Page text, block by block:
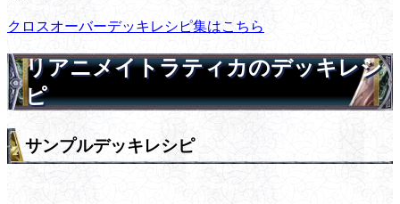
クロスオーバーデッキレシピ集はこちら
リアニメイトラティカのデッキレシ
ピ
サンプルデッキレシピ